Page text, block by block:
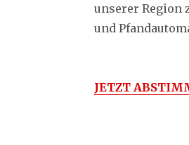
unserer Region
und
JETZT